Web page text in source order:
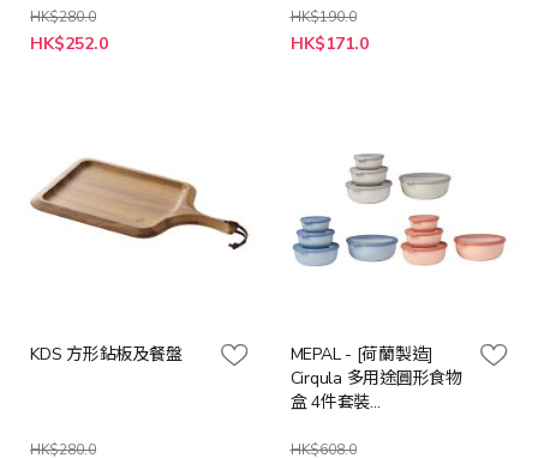
HK$280.0
特
殊
HK$252.0
HK$190.0
特
殊
HK$171.0
KDS 方形鉆板及餐盤
HK$280.0
MEPAL - [荷蘭製造]
Cirqula 多用途圓形食物
盒 4件套裝
ml) - (3色可選)
HK$608.0